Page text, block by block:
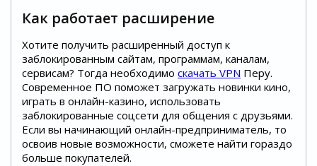
Как работает расширение
Хотите получить расширенный доступ к
заблокированным сайтам, программам, каналам,
сервисам? Тогда необходимо скачать VPN Перу.
Современное ПО поможет загружать новинки кино,
играть в онлайн-казино, использовать
заблокированные соцсети для общения с друзьями.
Если вы начинающий онлайн-предприниматель, то
освоив новые возможности, сможете найти гораздо
больше покупателей.